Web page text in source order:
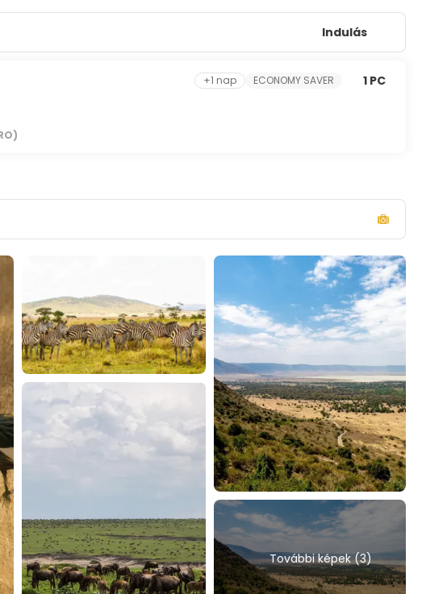
Indulás
+1 nap ECONOMY SAVER 1 PC
További képek (3)